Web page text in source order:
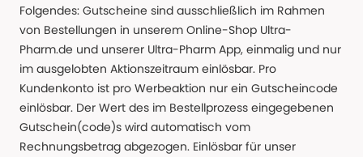
Folgendes: Gutscheine sind ausschließlich im Rahmen
von Bestellungen in unserem Online-Shop Ultra-
Pharm.de und unserer Ultra-Pharm App, einmalig und nur
im ausgelobten Aktionszeitraum einlösbar. Pro
Kundenkonto ist pro Werbeaktion nur ein Gutscheincode
einlösbar. Der Wert des im Bestellprozess eingegebenen
Gutschein(code)s wird automatisch vom
Rechnungsbetrag abgezogen. Einlösbar für unser